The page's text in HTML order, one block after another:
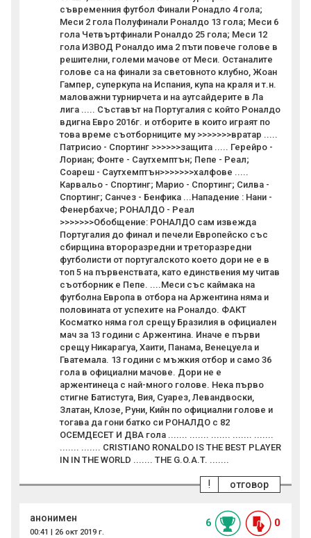
съвременния футбол Финали Ронадло 4 гола;
Меси 2 гола Полуфинали Роналдо 13 гола; Меси 6
гола Четвъртфинали Роналдо 25 гола; Меси 12
гола ИЗВОД Роналдо има 2 пъти повече голове в
решителни, големи мачове от Меси. Останалите
голове са на финали за световното клубно, Жоан
Гампер, суперкупа на Испания, купа на краля и т.н.
маловажни турнирчета и на аутсайдерите в Ла
лига ..... Съставът на Португалия с който Роналдо
вдигна Евро 2016г. и отборите в които играят по
това време съотборниците му >>>>>>>вратар .....
Патрисио - Спортинг >>>>>>защита ..... Герейро -
Лориан; Фонте - Саутхемптън; Пепе - Реал;
Соареш - Саутхемптън>>>>>>>халфове .....
Карвальо - Спортинг; Марио - Спортинг; Силва -
Спортинг; Санчез - Бенфика ...Нападение : Нани -
Фенербахче; РОНАЛДО - Реал
>>>>>>>Обобщение: РОНАЛДО сам извежда
Португалия до финал и печели Европейско със
сбирщина второразредни и треторазредни
футболисти от португалското което дори не е в
топ 5 на първенствата, като единствения му читав
съотборник е Пепе. ....Меси със каймака на
футболна Европа в отбора на Аржентина няма и
половината от успехите на Роналдо. ФАКТ
Косматко няма гол срещу Бразилия в официален
мач за 13 години с Аржентина. Иначе е първи
срещу Никарагуа, Хаити, Панама, Венецуела и
Гватемала. 13 години с мъжкия отбор и само 36
гола в официални мачове. Дори не е
аржентинеца с най-много голове. Нека първо
стигне Батистута, Вия, Суарез, Левандвоски,
Златан, Клозе, Руни, Кийн по официални голове и
тогава да гони батко си РОНАЛДО с 82
ОСЕМДЕСЕТ И ДВА гола ....... ....... ....... ....... .......
....... ....... CRISTIANO RONALDO IS THE BEST PLAYER
IN IN THE WORLD ....... THE G.O.A.T. .......
отговор
!
анонимен
00:41 | 26 окт 2019 г.
6 0